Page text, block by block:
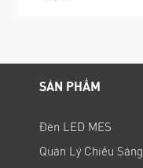
SẢN PHẨM
Đèn LED MES
Quản Lý Chiếu Sáng